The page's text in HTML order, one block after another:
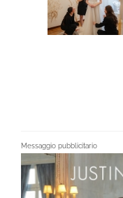
Messaggio pubblicitario